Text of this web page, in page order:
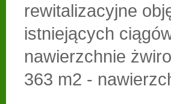
rewitalizacyjne
istniejących
nawierzchnie
363 m2 -